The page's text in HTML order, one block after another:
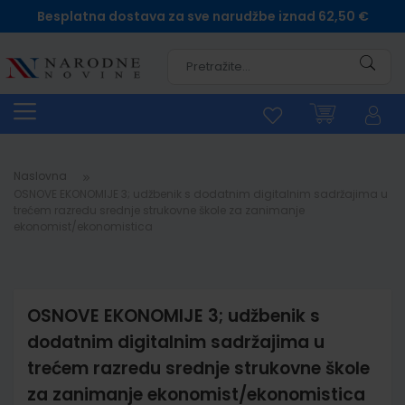
Besplatna dostava za sve narudžbe iznad 62,50 €
Naslovna
OSNOVE EKONOMIJE 3; udžbenik s
dodatnim digitalnim sadržajima u
trećem razredu srednje strukovne škole
za zanimanje ekonomist/ekonomistica